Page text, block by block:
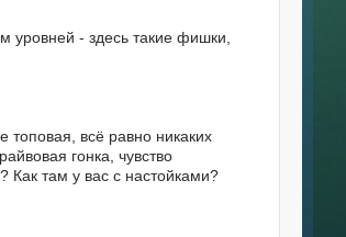
уровней - здесь такие фишки,
топовая, всё равно никаких
гонка, чувство
Как там у вас с настойками?